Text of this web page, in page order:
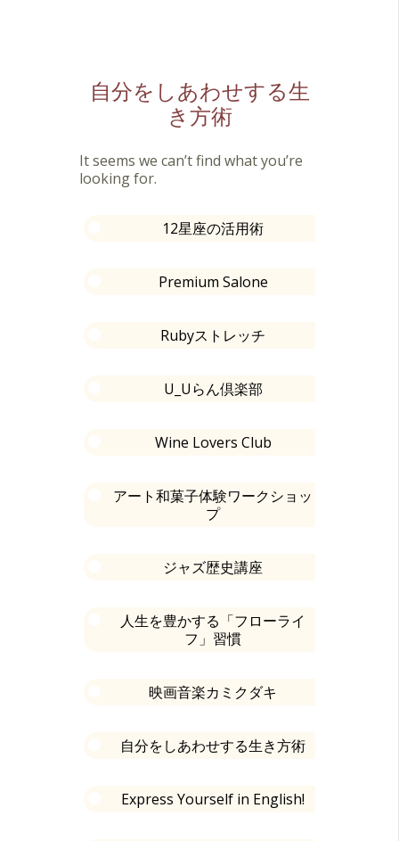
自分をしあわせする生
き方術
It seems we can’t find what you’re
looking for.
12星座の活用術
Premium Salone
Rubyストレッチ
U_Uらん倶楽部
Wine Lovers Club
アート和菓子体験ワークショッ
プ
ジャズ歴史講座
人生を豊かする「フローライ
フ」習慣
映画音楽カミクダキ
自分をしあわせする生き方術
Express Yourself in English!